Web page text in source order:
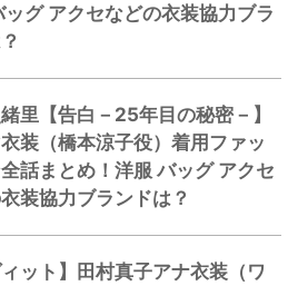
ッグ アクセなどの衣装協力ブラ
里【告白－25年目の秘密－】
衣装（橋本涼子役）着用ファッ
話まとめ！洋服 バッグ アクセ
装協力ブランドは？
ィット】田村真子アナ衣装（ワ